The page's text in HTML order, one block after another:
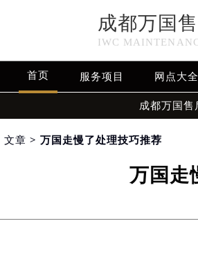
成都万国
IWC
首页 服务项目 网点大全
成都万国售
文章 > 万国走慢了处理技巧推荐
万国走